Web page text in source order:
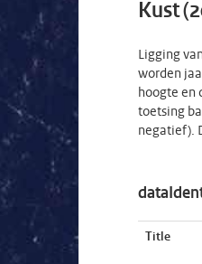
Kust
Ligging
worden
hoogte en
toetsing
negatief).
Title